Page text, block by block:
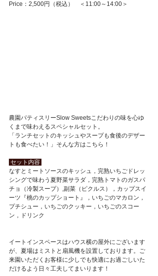
Price：2,500円（税込）　＜11:00～14:00＞
農園パティスリーSlow Sweetsこだわりの味を心ゆ
くまで味わえるスペシャルセット。
「ランチセットのキッシュやスープも食後のデザー
トも食べたい！」そんな方はこちら！
セット内容
なすとミートソースのキッシュ，完熟いちごドレッ
シングで味わう夏野菜サラダ，完熟トマトのガスパ
チョ（冷製スープ）,副菜（ピクルス），カップスイ
ーツ『桃のカップショート』，いちごのマカロン，
プチシュー，いちごのクッキー，いちごのスコー
ン，ドリンク
イートインスペースはハウス横の屋外にございます
が、夏場はミストと扇風機を設置しております。ご
来園いただくお客様に少しでも快適にお過ごしいた
だけるよう日々工夫してまいります！